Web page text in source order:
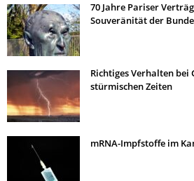
70 Jahre Pariser
Souveränität der
Richtiges Verhalten
stürmischen Zeiten
mRNA-Impfstoffe im